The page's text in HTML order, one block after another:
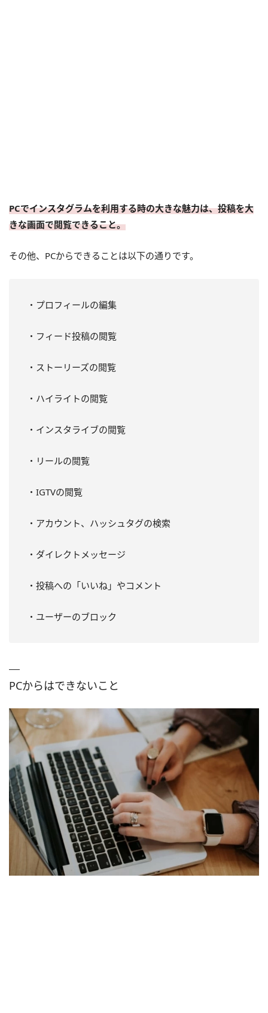
PCでインスタグラムを利用する時の大きな魅力は、投稿を大
きな画面で閲覧できること。
その他、PCからできることは以下の通りです。
・プロフィールの編集
・フィード投稿の閲覧
・ストーリーズの閲覧
・ハイライトの閲覧
・インスタライブの閲覧
・リールの閲覧
・IGTVの閲覧
・アカウント、ハッシュタグの検索
・ダイレクトメッセージ
・投稿への「いいね」やコメント
・ユーザーのブロック
PCからはできないこと